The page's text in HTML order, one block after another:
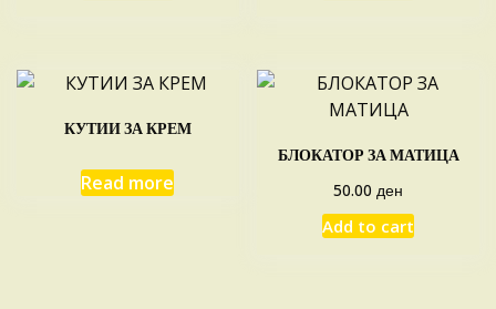
КУТИИ ЗА КРЕМ
Read more
БЛОКАТОР ЗА МАТИЦА
50.00 ден
Add to cart